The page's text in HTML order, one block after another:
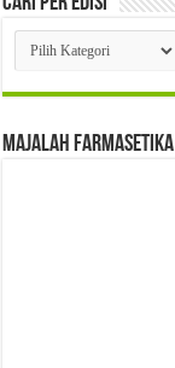
Cari
Per
Majalah Farmasetika